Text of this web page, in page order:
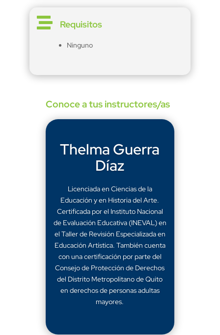
 Requisitos
Ninguno
Conoce a tus instructores/as
Thelma Guerra
Díaz
Licenciada en Ciencias de la
Educación y en Historia del Arte.
Certificada por el Instituto Nacional
de Evaluación Educativa (INEVAL) en
el Taller de Revisión Especializada en
Educación Artística. También cuenta
con una certificación por parte del
Consejo de Protección de Derechos
del Distrito Metropolitano de Quito
en derechos de personas adultas
mayores.